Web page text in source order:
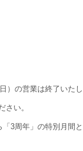
）の営業は終了いたし
さい。
「3周年」の特別月間